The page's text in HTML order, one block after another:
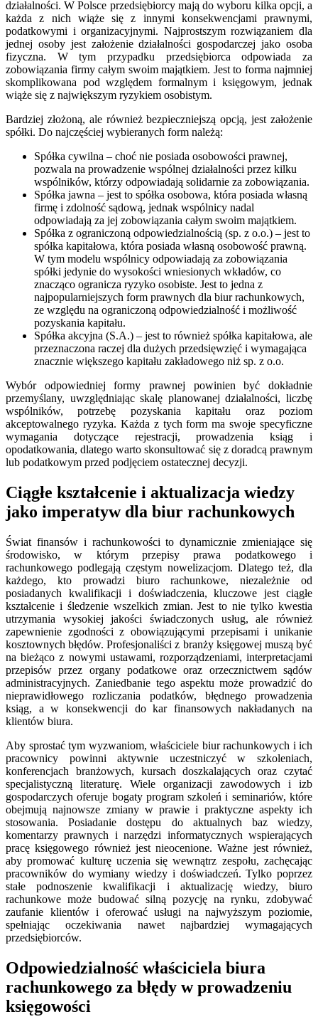
działalności. W Polsce przedsiębiorcy mają do wyboru kilka opcji, a
każda z nich wiąże się z innymi konsekwencjami prawnymi,
podatkowymi i organizacyjnymi. Najprostszym rozwiązaniem dla
jednej osoby jest założenie działalności gospodarczej jako osoba
fizyczna. W tym przypadku przedsiębiorca odpowiada za
zobowiązania firmy całym swoim majątkiem. Jest to forma najmniej
skomplikowana pod względem formalnym i księgowym, jednak
wiąże się z największym ryzykiem osobistym.
Bardziej złożoną, ale również bezpieczniejszą opcją, jest założenie
spółki. Do najczęściej wybieranych form należą:
Spółka cywilna – choć nie posiada osobowości prawnej,
pozwala na prowadzenie wspólnej działalności przez kilku
wspólników, którzy odpowiadają solidarnie za zobowiązania.
Spółka jawna – jest to spółka osobowa, która posiada własną
firmę i zdolność sądową, jednak wspólnicy nadal
odpowiadają za jej zobowiązania całym swoim majątkiem.
Spółka z ograniczoną odpowiedzialnością (sp. z o.o.) – jest to
spółka kapitałowa, która posiada własną osobowość prawną.
W tym modelu wspólnicy odpowiadają za zobowiązania
spółki jedynie do wysokości wniesionych wkładów, co
znacząco ogranicza ryzyko osobiste. Jest to jedna z
najpopularniejszych form prawnych dla biur rachunkowych,
ze względu na ograniczoną odpowiedzialność i możliwość
pozyskania kapitału.
Spółka akcyjna (S.A.) – jest to również spółka kapitałowa, ale
przeznaczona raczej dla dużych przedsięwzięć i wymagająca
znacznie większego kapitału zakładowego niż sp. z o.o.
Wybór odpowiedniej formy prawnej powinien być dokładnie
przemyślany, uwzględniając skalę planowanej działalności, liczbę
wspólników, potrzebę pozyskania kapitału oraz poziom
akceptowalnego ryzyka. Każda z tych form ma swoje specyficzne
wymagania dotyczące rejestracji, prowadzenia ksiąg i
opodatkowania, dlatego warto skonsultować się z doradcą prawnym
lub podatkowym przed podjęciem ostatecznej decyzji.
Ciągłe kształcenie i aktualizacja wiedzy
jako imperatyw dla biur rachunkowych
Świat finansów i rachunkowości to dynamicznie zmieniające się
środowisko, w którym przepisy prawa podatkowego i
rachunkowego podlegają częstym nowelizacjom. Dlatego też, dla
każdego, kto prowadzi biuro rachunkowe, niezależnie od
posiadanych kwalifikacji i doświadczenia, kluczowe jest ciągłe
kształcenie i śledzenie wszelkich zmian. Jest to nie tylko kwestia
utrzymania wysokiej jakości świadczonych usług, ale również
zapewnienie zgodności z obowiązującymi przepisami i unikanie
kosztownych błędów. Profesjonaliści z branży księgowej muszą być
na bieżąco z nowymi ustawami, rozporządzeniami, interpretacjami
przepisów przez organy podatkowe oraz orzecznictwem sądów
administracyjnych. Zaniedbanie tego aspektu może prowadzić do
nieprawidłowego rozliczania podatków, błędnego prowadzenia
ksiąg, a w konsekwencji do kar finansowych nakładanych na
klientów biura.
Aby sprostać tym wyzwaniom, właściciele biur rachunkowych i ich
pracownicy powinni aktywnie uczestniczyć w szkoleniach,
konferencjach branżowych, kursach doszkalających oraz czytać
specjalistyczną literaturę. Wiele organizacji zawodowych i izb
gospodarczych oferuje bogaty program szkoleń i seminariów, które
obejmują najnowsze zmiany w prawie i praktyczne aspekty ich
stosowania. Posiadanie dostępu do aktualnych baz wiedzy,
komentarzy prawnych i narzędzi informatycznych wspierających
pracę księgowego również jest nieocenione. Ważne jest również,
aby promować kulturę uczenia się wewnątrz zespołu, zachęcając
pracowników do wymiany wiedzy i doświadczeń. Tylko poprzez
stałe podnoszenie kwalifikacji i aktualizację wiedzy, biuro
rachunkowe może budować silną pozycję na rynku, zdobywać
zaufanie klientów i oferować usługi na najwyższym poziomie,
spełniając oczekiwania nawet najbardziej wymagających
przedsiębiorców.
Odpowiedzialność właściciela biura
rachunkowego za błędy w prowadzeniu
księgowości